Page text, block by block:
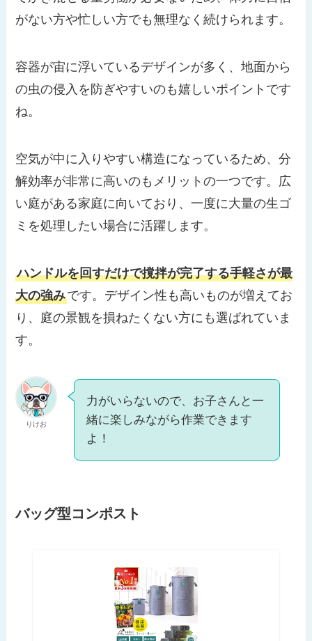
がない方や忙しい方でも無理なく続けられます。
容器が宙に浮いているデザインが多く、地面から
の虫の侵入を防ぎやすいのも嬉しいポイントです
ね。
空気が中に入りやすい構造になっているため、分
解効率が非常に高いのもメリットの一つです。広
い庭がある家庭に向いており、一度に大量の生ゴ
ミを処理したい場合に活躍します。
ハンドルを回すだけで撹拌が完了する手軽さが最
大の強みです。デザイン性も高いものが増えてお
り、庭の景観を損ねたくない方にも選ばれていま
す。
りけお
力がいらないので、お子さんと一
緒に楽しみながら作業できます
よ！
バッグ型コンポスト